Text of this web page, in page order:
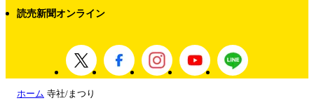
読売新聞オンライン
ホーム 寺社/まつり